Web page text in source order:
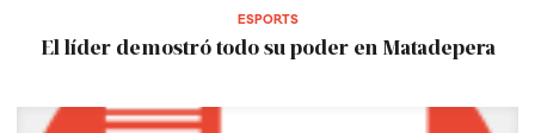
ESPORTS
El líder demostró todo su poder en Matadepera